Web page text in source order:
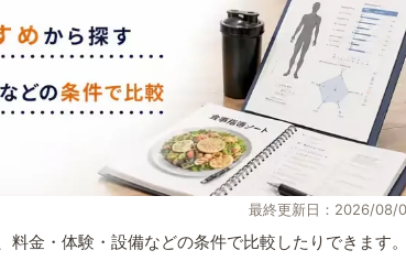
最終更新日：2026/08/
金・体験・設備などの条件で比較したりできます